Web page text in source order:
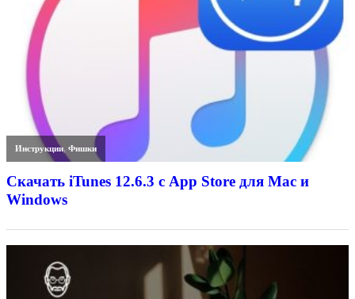
Инструкции,Фишки
Скачать iTunes 12.6.3 с App Store для Mac и
Windows